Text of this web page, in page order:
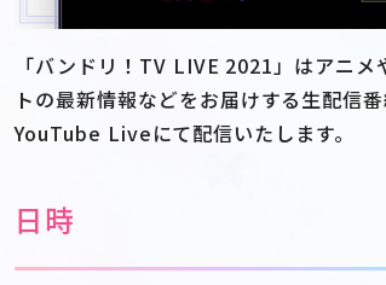
「バンドリ！TV LIVE 2021」はアニ
トの最新情報などをお届けする生配信番
YouTube Liveにて配信いたします。
日時